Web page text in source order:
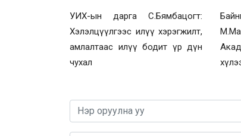
УИХ-ын дарга С.Бямбацогт:
Хэлэлцүүлгээс илүү хэрэгжилт,
амлалтаас илүү бодит үр дүн
чухал